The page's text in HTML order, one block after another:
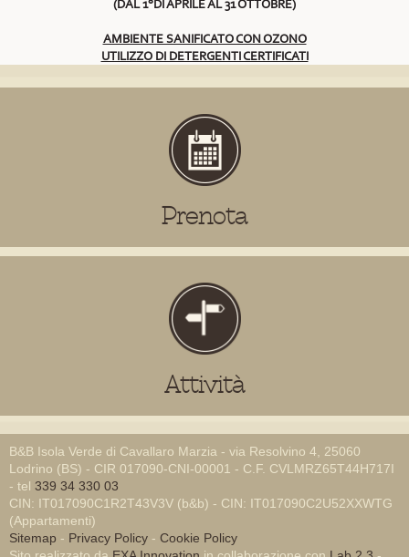
(DAL 1°DI APRILE AL 31 OTTOBRE)
AMBIENTE SANIFICATO CON OZONO
UTILIZZO DI DETERGENTI CERTIFICATI
Prenota
Attività
B&B Isola Verde di Cavallaro Marzia - via Resolvino 4, 25060
Lodrino (BS) - CIR 017090-CNI-00001 - C.F. CVLMRZ65T44H717I
- tel 339 34 330 03
CIN: IT017090C1R2T43V3V (b&b) - CIN: IT017090C2U52XXWTG
(Appartamenti)
Sitemap - Privacy Policy - Cookie Policy